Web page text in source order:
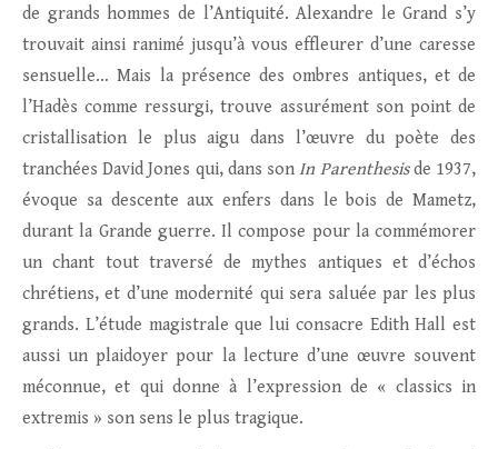
de grands hommes de l’Antiquité. Alexandre le Grand s’y
trouvait ainsi ranimé jusqu’à vous effleurer d’une caresse
sensuelle… Mais la présence des ombres antiques, et de
l’Hadès comme ressurgi, trouve assurément son point de
cristallisation le plus aigu dans l’œuvre du poète des
tranchées David Jones qui, dans sonIn Parenthesisde 1937,
évoque sa descente aux enfers dans le bois de Mametz,
durant la Grande guerre. Il compose pour la commémorer
un chant tout traversé de mythes antiques et d’échos
chrétiens, et d’une modernité qui sera saluée par les plus
grands. L’étude magistrale que lui consacre Edith Hall est
aussi un plaidoyer pour la lecture d’une œuvre souvent
méconnue, et qui donne à l’expression de « classics in
extremis » son sens le plus tragique.